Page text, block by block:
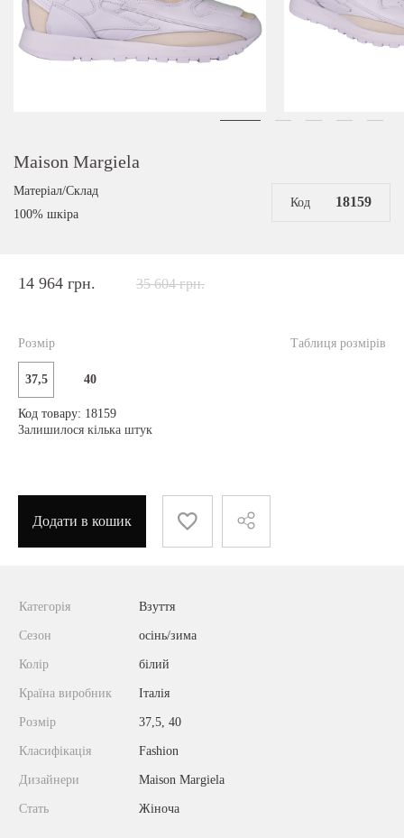
Maison Margiela
Матеріал/Склад
100% шкіра
Код 18159
14 964 грн. 35 604 грн.
Таблиця розмірів
Розмір
37,5 40
Код товару: 18159
Залишилося кілька штук
Додати в кошик
Категорія Взуття
Сезон осінь/зима
Колір білий
Країна виробник Італія
Розмір 37,5, 40
Класифікація Fashion
Дизайнери Maison Margiela
Стать Жіноча